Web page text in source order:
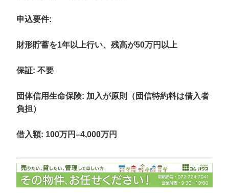
申込要件:
財形貯蓄を1年以上行い、残高が50万円以上
保証: 不要
団体信用生命保険: 加入が原則（団信特約料は借入者
負担）
借入額: 100万円–4,000万円